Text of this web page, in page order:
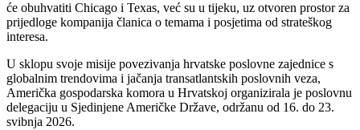
će obuhvatiti Chicago i Texas, već su u tijeku, uz otvoren prostor za
prijedloge kompanija članica o temama i posjetima od strateškog
interesa.
U sklopu svoje misije povezivanja hrvatske poslovne zajednice s
globalnim trendovima i jačanja transatlantskih poslovnih veza,
Američka gospodarska komora u Hrvatskoj organizirala je poslovnu
delegaciju u Sjedinjene Američke Države, održanu od 16. do 23.
svibnja 2026.